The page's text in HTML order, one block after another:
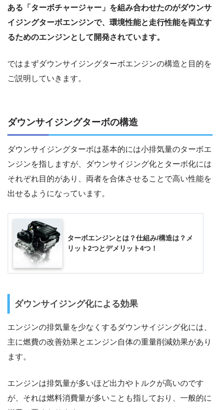
ある「ターボチャージャー」を組み合わせたのがダウンサ
イジングターボエンジンで、環境性能と走行性能を両立す
るためのエンジンとして開発されています。
ではまずダウンサイジングターボエンジンの構造と目的を
ご説明していきます。
ダウンサイジングターボの構造
ダウンサイジングターボは基本的には小排気量のターボエ
ンジンを指しますが、ダウンサイジング化とターボ化には
それぞれ目的があり、両者を合体させることで高い性能を
出せるようになっています。
ターボエンジンとは？仕組み/構造は？メ
リット2つとデメリット4つ！
ダウンサイジング化による効果
エンジンの排気量を少なくするダウンサイジング化には、
主に燃費の改善効果とエンジン自体の重量削減効果があり
ます。
エンジンは排気量が多いほど出力やトルクが高いのです
が、それは燃料消費量が多いことも指しており、一般的に